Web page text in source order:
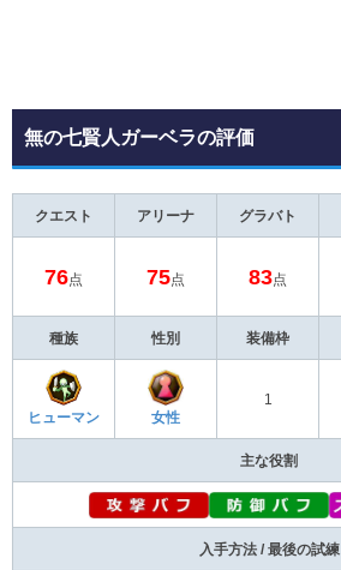
無の七賢人ガーベラの評価
クエスト アリーナ グラバト
76点 75点 83点
種族 性別 装備枠
ヒューマン 女性
1
主な役割
入手方法 / 最後の試練